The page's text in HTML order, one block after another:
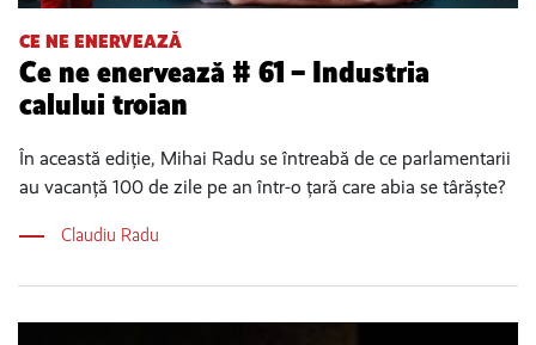
CE NE ENERVEAZĂ
Ce ne enervează # 61 – Industria
calului troian
În această ediție, Mihai Radu se întreabă de ce parlamentarii
au vacanță 100 de zile pe an într-o țară care abia se târăște?
Claudiu Radu